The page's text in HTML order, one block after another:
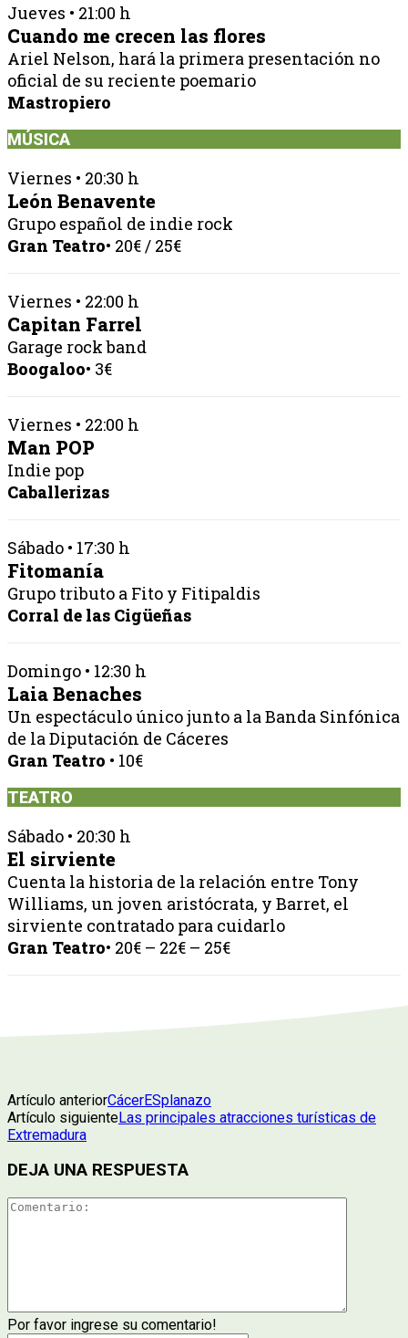
Jueves • 21:00 h
Cuando me crecen las flores
Ariel Nelson, hará la primera presentación no
oficial de su reciente poemario
Mastropiero
MÚSICA
Viernes • 20:30 h
León Benavente
Grupo español de indie rock
Gran Teatro• 20€ / 25€
Viernes • 22:00 h
Capitan Farrel
Garage rock band
Boogaloo• 3€
Viernes • 22:00 h
Man POP
Indie pop
Caballerizas
Sábado • 17:30 h
Fitomanía
Grupo tributo a Fito y Fitipaldis
Corral de las Cigüeñas
Domingo • 12:30 h
Laia Benaches
Un espectáculo único junto a la Banda Sinfónica
de la Diputación de Cáceres
Gran Teatro • 10€
TEATRO
Sábado • 20:30 h
El sirviente
Cuenta la historia de la relación entre Tony
Williams, un joven aristócrata, y Barret, el
sirviente contratado para cuidarlo
Gran Teatro• 20€ – 22€ – 25€
Artículo anteriorCácerESplanazo
Artículo siguienteLas principales atracciones turísticas de
Extremadura
DEJA UNA RESPUESTA
Por favor ingrese su comentario!